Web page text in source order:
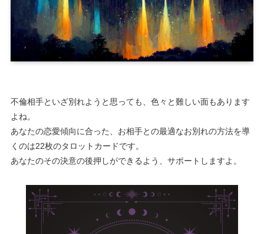
不倫相手といざ別れようと思っても、色々と難しい面もあります
よね。
あなたの恋愛傾向に合った、お相手との最適なお別れの方法を導
くのは22枚のタロットカードです。
あなたのその決意の後押しができるよう、サポートしますよ。